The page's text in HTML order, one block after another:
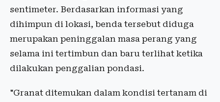
sentimeter. Berdasarkan informasi yang
dihimpun di lokasi, benda tersebut diduga
merupakan peninggalan masa perang yang
selama ini tertimbun dan baru terlihat ketika
dilakukan penggalian pondasi.
"Granat ditemukan dalam kondisi tertanam di